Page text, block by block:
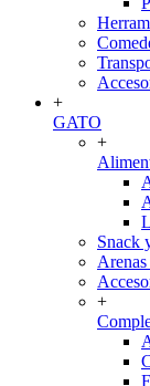
+
GATO
+
Snack
+